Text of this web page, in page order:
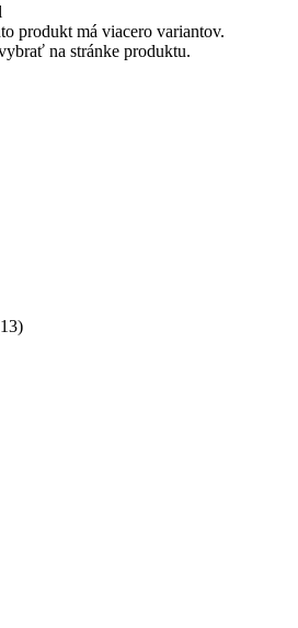
produkt má viacero variantov.
na stránke produktu.